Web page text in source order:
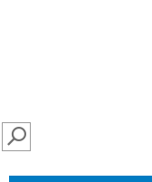
SEARCH